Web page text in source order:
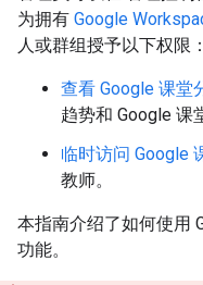
为拥有 Google
人或群组授予以下权限：
查看 Google 课堂
趋势和 Google 课
临时访问 Google
教师。
本指南介绍了如何使用
功能。